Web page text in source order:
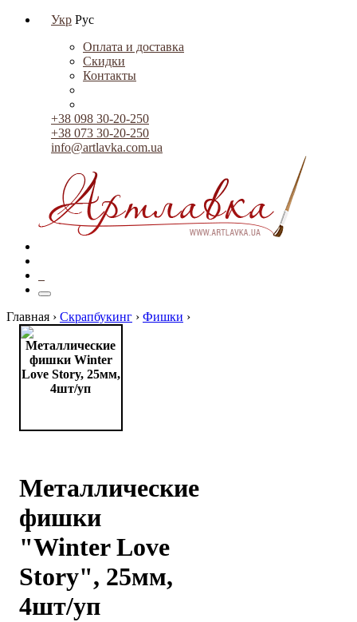
Укр Рус
Оплата и доставка
Скидки
Контакты
+38 098 30-20-250
+38 073 30-20-250
info@artlavka.com.ua
Главная › Скрапбукинг › Фишки ›
Металлические
фишки
"Winter Love
Story", 25мм,
4шт/уп